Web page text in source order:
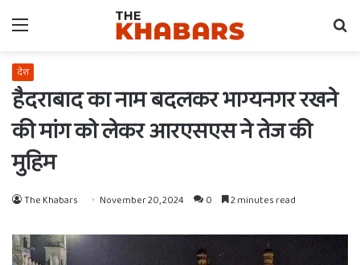
Menu
देश
हैदराबाद का नाम बदलकर भाग्यनगर रखने
की मांग को लेकर आरएसएस ने तेज की
मुहिम
The Khabars November 20, 2024 0 2 minutes read